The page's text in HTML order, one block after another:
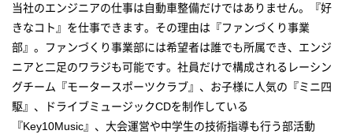
当社のエンジニアの仕事は自動車整備だけではありません。『好
きなコト』を仕事できます。その理由は『ファンづくり事業
部』。ファンづくり事業部には希望者は誰でも所属でき、エンジ
ニアと二足のワラジも可能です。社員だけで構成されるレーシン
グチーム『モータースポーツクラブ』、お子様に人気の『ミニ四
駆』、ドライブミュージックCDを制作している
『Key10Music』、大会運営や中学生の技術指導も行う部活動